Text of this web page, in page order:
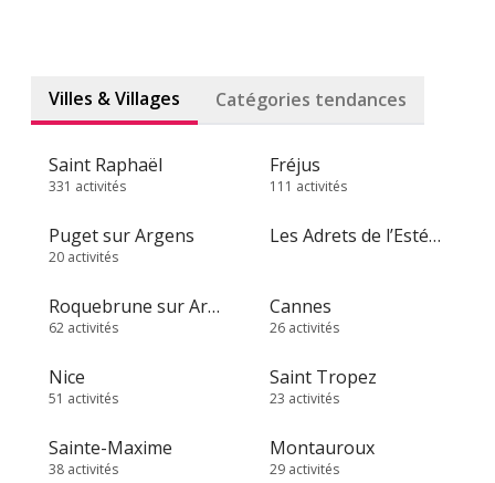
Villes & Villages Catégories tendances
Saint Raphaël
331 activités
Fréjus
111 activités
Puget sur Argens
20 activités
Les Adrets de l’Estérel
Roquebrune sur Argens
62 activités
Cannes
26 activités
Nice
51 activités
Saint Tropez
23 activités
Sainte-Maxime
38 activités
Montauroux
29 activités